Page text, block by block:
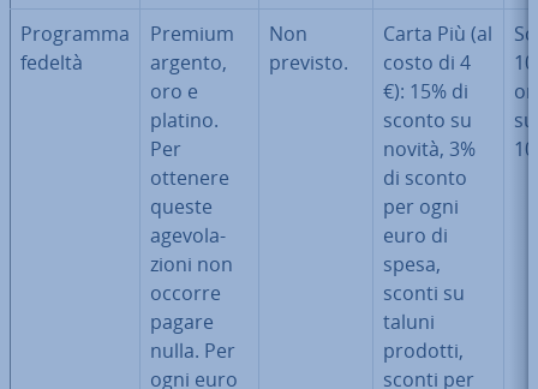
Programma
fedeltà
Premium
argento,
oro e
platino.
Per
ottenere
queste
age­vo­la­
zio­ni non
occorre
pagare
nulla. Per
ogni euro
Non
previsto.
Carta Più (al
costo di 4
€): 15% di
sconto su
novità, 3%
di sconto
per ogni
euro di
spesa,
sconti su
taluni
prodotti,
sconti per